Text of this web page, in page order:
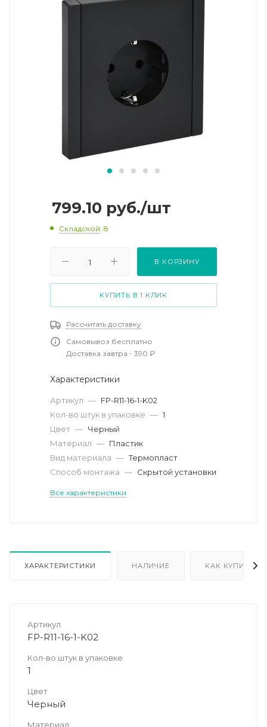
799.10 руб./шт
Складской: 8
В КОРЗИНУ
КУПИТЬ В 1 КЛИК
Рассчитать доставку
Самовывоз бесплатно
Доставка завтра - 390 ₽
Характеристики
Артикул — FP-R11-16-1-K02
Кол-во штук в упаковке — 1
Цвет — Черный
Материал — Пластик
Вид материала — Термопласт
Способ монтажа — Скрытой установки
Все характеристики
ХАРАКТЕРИСТИКИ НАЛИЧИЕ КАК КУПИТЬ
Артикул
FP-R11-16-1-K02
Кол-во штук в упаковке
1
Цвет
Черный
Материал